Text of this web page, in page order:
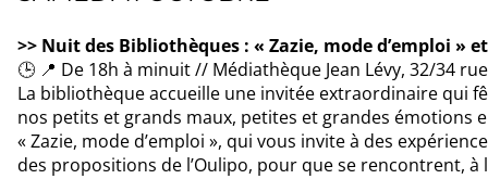
>> Nuit des Bibliothèques : « Zazie, mode d’emploi »
🕒 📍 De 18h à minuit // Médiathèque Jean Lévy, 32/34
La bibliothèque accueille une invitée extraordinaire qui
nos petits et grands maux, petites et grandes émotions
« Zazie, mode d’emploi », qui vous invite à des
des propositions de l’Oulipo, pour que se rencontrent,